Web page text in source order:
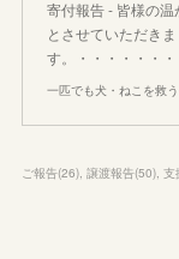
寄付報告 - 皆様の
とさせていただきま
す。・・・・・・
一匹でも犬・ねこを救
ご報告(26) 譲渡報告(50) 支